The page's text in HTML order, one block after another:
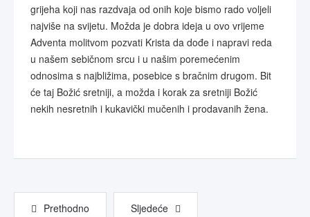
grijeha koji nas razdvaja od onih koje bismo rado voljeli
najviše na svijetu. Možda je dobra ideja u ovo vrijeme
Adventa molitvom pozvati Krista da dođe i napravi reda
u našem sebičnom srcu i u našim poremećenim
odnosima s najbližima, posebice s bračnim drugom. Bit
će taj Božić sretniji, a možda i korak za sretniji Božić
nekih nesretnih i kukavički mučenih i prodavanih žena.
Prethodno Sljedeće